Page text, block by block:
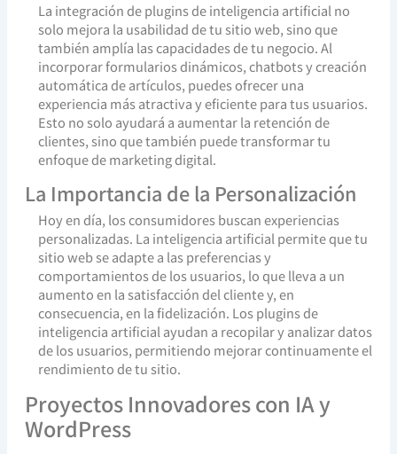
La integración de plugins de inteligencia artificial no
solo mejora la usabilidad de tu sitio web, sino que
también amplía las capacidades de tu negocio. Al
incorporar formularios dinámicos, chatbots y creación
automática de artículos, puedes ofrecer una
experiencia más atractiva y eficiente para tus usuarios.
Esto no solo ayudará a aumentar la retención de
clientes, sino que también puede transformar tu
enfoque de marketing digital.
La Importancia de la Personalización
Hoy en día, los consumidores buscan experiencias
personalizadas. La inteligencia artificial permite que tu
sitio web se adapte a las preferencias y
comportamientos de los usuarios, lo que lleva a un
aumento en la satisfacción del cliente y, en
consecuencia, en la fidelización. Los plugins de
inteligencia artificial ayudan a recopilar y analizar datos
de los usuarios, permitiendo mejorar continuamente el
rendimiento de tu sitio.
Proyectos Innovadores con IA y
WordPress